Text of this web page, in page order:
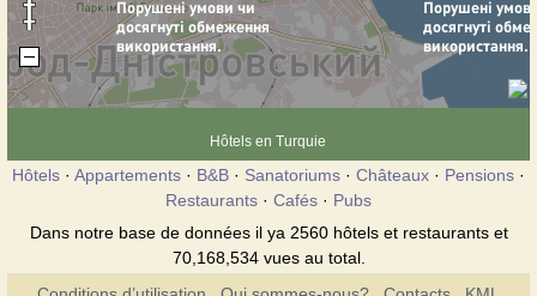
Hôtels en Turquie
Hôtels · Appartements · B&B · Sanatoriums · Châteaux · Pensions ·
Restaurants · Cafés · Pubs
Dans notre base de données il ya 2560 hôtels et restaurants et
70,168,534 vues au total.